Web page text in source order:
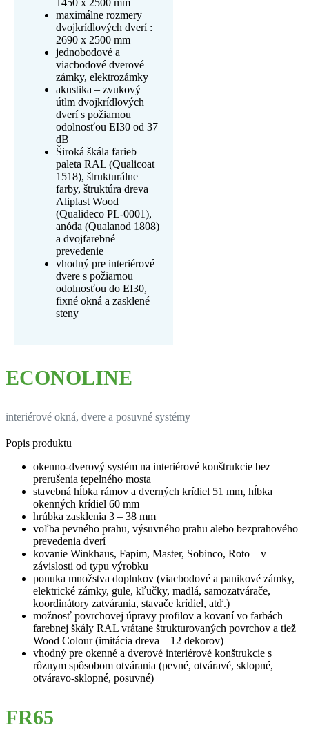
maximálne rozmery
dvojkrídlových dverí :
2690 x 2500 mm
jednobodové a
viacbodové dverové
zámky, elektrozámky
akustika – zvukový
útlm dvojkrídlových
dverí s požiarnou
odolnosťou EI30 od 37
dB
Široká škála farieb –
paleta RAL (Qualicoat
1518), štrukturálne
farby, štruktúra dreva
Aliplast Wood
(Qualideco PL-0001),
anóda (Qualanod 1808)
a dvojfarebné
prevedenie
vhodný pre interiérové
dvere s požiarnou
odolnosťou do EI30,
fixné okná a zasklené
steny
ECONOLINE
interiérové okná, dvere a posuvné systémy
Popis produktu
okenno-dverový systém na interiérové konštrukcie bez
prerušenia tepelného mosta
stavebná hĺbka rámov a dverných krídiel 51 mm, hĺbka
okenných krídiel 60 mm
hrúbka zasklenia 3 – 38 mm
voľba pevného prahu, výsuvného prahu alebo bezprahového
prevedenia dverí
kovanie Winkhaus, Fapim, Master, Sobinco, Roto – v
závislosti od typu výrobku
ponuka množstva doplnkov (viacbodové a panikové zámky,
elektrické zámky, gule, kľučky, madlá, samozatvárače,
koordinátory zatvárania, stavače krídiel, atď.)
možnosť povrchovej úpravy profilov a kovaní vo farbách
farebnej škály RAL vrátane štrukturovaných povrchov a tiež
Wood Colour (imitácia dreva – 12 dekorov)
vhodný pre okenné a dverové interiérové konštrukcie s
rôznym spôsobom otvárania (pevné, otváravé, sklopné,
otváravo-sklopné, posuvné)
FR65